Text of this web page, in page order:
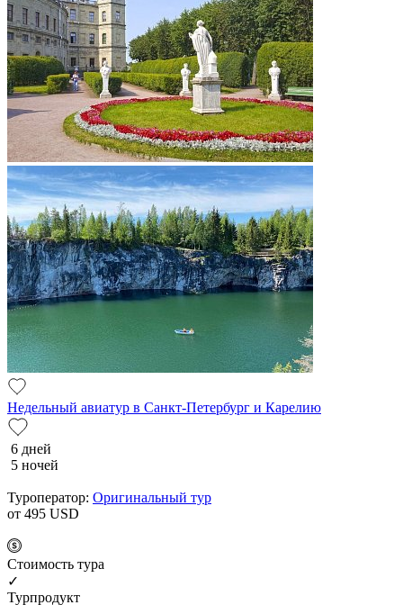
Недельный авиатур в Санкт-Петербург и Карелию
6 дней
5 ночей
Туроператор: Оригинальный тур
от 495 USD
Cтоимость тура
✓
Турпродукт